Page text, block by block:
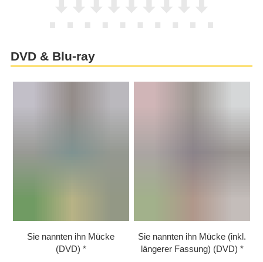
DVD & Blu-ray
Sie nannten ihn Mücke
(DVD)
Sie nannten ihn Mücke (inkl.
längerer Fassung) (DVD)